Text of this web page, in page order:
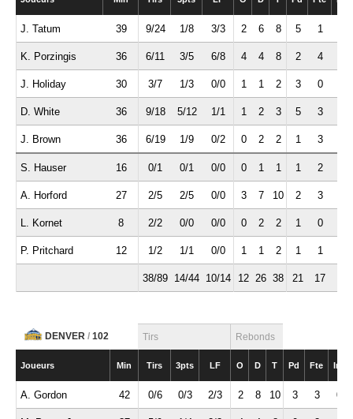
J. Tatum 39 9/24 1/8 3/3 2 6 8 5 1
K. Porzingis 36 6/11 3/5 6/8 4 4 8 2 4
J. Holiday 30 3/7 1/3 0/0 1 1 2 3 0
D. White 36 9/18 5/12 1/1 1 2 3 5 3
J. Brown 36 6/19 1/9 0/2 0 2 2 1 3
S. Hauser 16 0/1 0/1 0/0 0 1 1 1 2
A. Horford 27 2/5 2/5 0/0 3 7 10 2 3
L. Kornet 8 2/2 0/0 0/0 0 2 2 1 0
P. Pritchard 12 1/2 1/1 0/0 1 1 2 1 1
38/89 14/44 10/14 12 26 38 21 17
DENVER / 102 Tirs Rebonds
Joueurs Min Tirs 3pts LF O D T Pd Fte Int
A. Gordon 42 0/6 0/3 2/3 2 8 10 3 3 0